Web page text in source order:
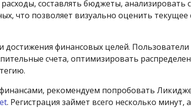
составлять бюджеты, анализировать
что позволяет визуально оценить текущее
финансовых целей. Пользователи
счета, оптимизировать
рекомендуем попробовать
. Регистрация займет всего несколько минут,